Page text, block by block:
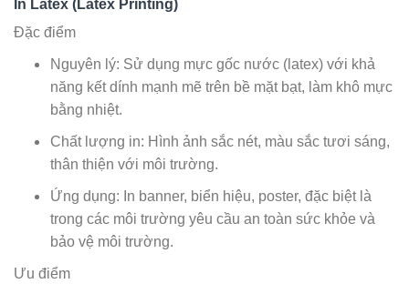
In Latex (Latex Printing)
Đặc điểm
Nguyên lý: Sử dụng mực gốc nước (latex) với khả
năng kết dính mạnh mẽ trên bề mặt bạt, làm khô mực
bằng nhiệt.
Chất lượng in: Hình ảnh sắc nét, màu sắc tươi sáng,
thân thiện với môi trường.
Ứng dụng: In banner, biển hiệu, poster, đặc biệt là
trong các môi trường yêu cầu an toàn sức khỏe và
bảo vệ môi trường.
Ưu điểm